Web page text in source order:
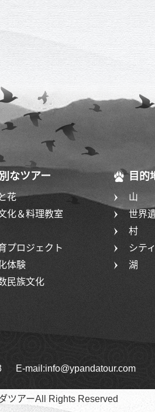
なツアー
花
化＆料理教室
プロジェクト
体験
民族文化
目的
山
世界
村
シティ
湖
E-mail:info@ypandatour.com
ツアーAll Rights Reserved